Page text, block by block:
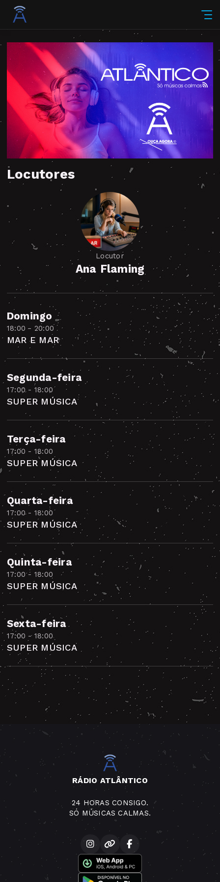
Locutores
Locutor
Ana Flaming
Domingo
18:00 - 20:00
MAR E MAR
Segunda-feira
17:00 - 18:00
SUPER MÚSICA
Terça-feira
17:00 - 18:00
SUPER MÚSICA
Quarta-feira
17:00 - 18:00
SUPER MÚSICA
Quinta-feira
17:00 - 18:00
SUPER MÚSICA
Sexta-feira
17:00 - 18:00
SUPER MÚSICA
RÁDIO ATLÂNTICO
24 HORAS CONSIGO.
SÓ MÚSICAS CALMAS.